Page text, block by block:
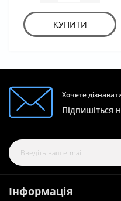
КУПИТИ
Хочете
Підпишіться
Інформація